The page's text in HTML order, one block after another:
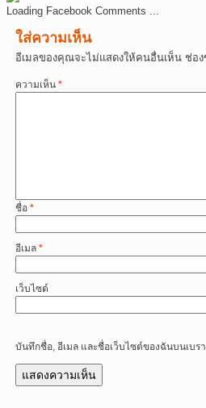
Loading Facebook Comments ...
ใส่ความเห็น
อีเมลของคุณจะไม่แสดงให้คนอื่นเห็น ช่อ
ความเห็น *
ชื่อ *
อีเมล *
เว็บไซต์
บันทึกชื่อ, อีเมล และชื่อเว็บไซต์ของฉันบนเบร